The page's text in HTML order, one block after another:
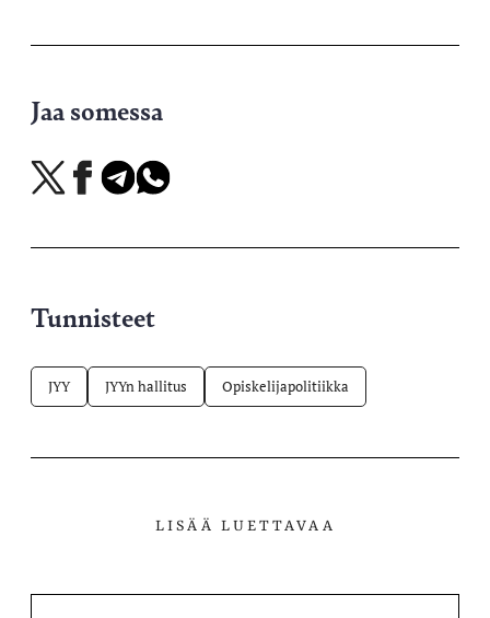
Jaa somessa
Jaa
X-
Jaa
Facebookissa
Jaa
Telegramissa
Jaa
WhatsAppissa
Tunnisteet
JYY JYYn hallitus Opiskelijapolitiikka
LISÄÄ LUETTAVAA